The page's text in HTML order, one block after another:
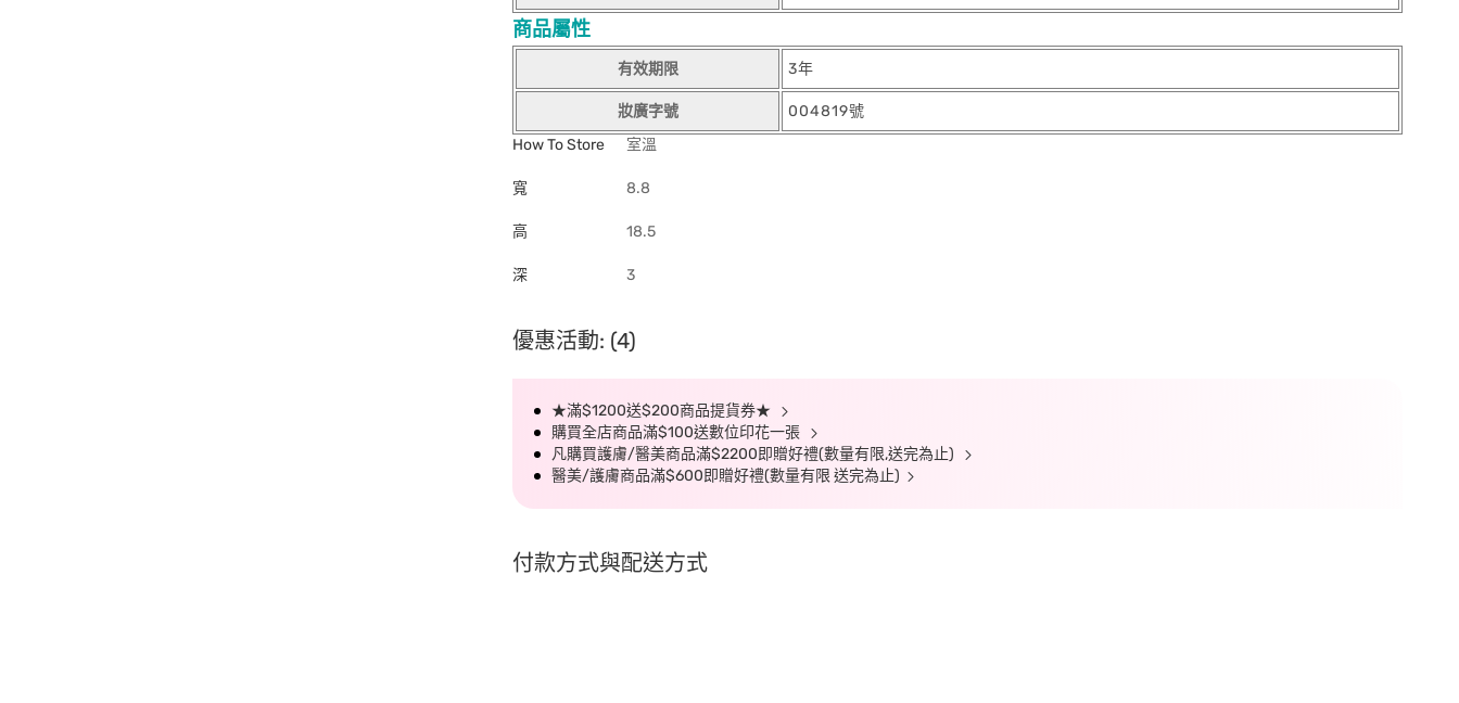
商品屬性
有效期限 3年
妝廣字號
004819號
How To Store
室溫
寬 8.8
高 18.5
深 3
優惠活動: (4)
★滿$1200送$200商品提貨券★
購買全店商品滿$100送數位印花一張
凡購買護膚/醫美商品滿$2200即贈好禮(數量有限,送完為止)
醫美/護膚商品滿$600即贈好禮(數量有限 送完為止)
付款方式與配送方式